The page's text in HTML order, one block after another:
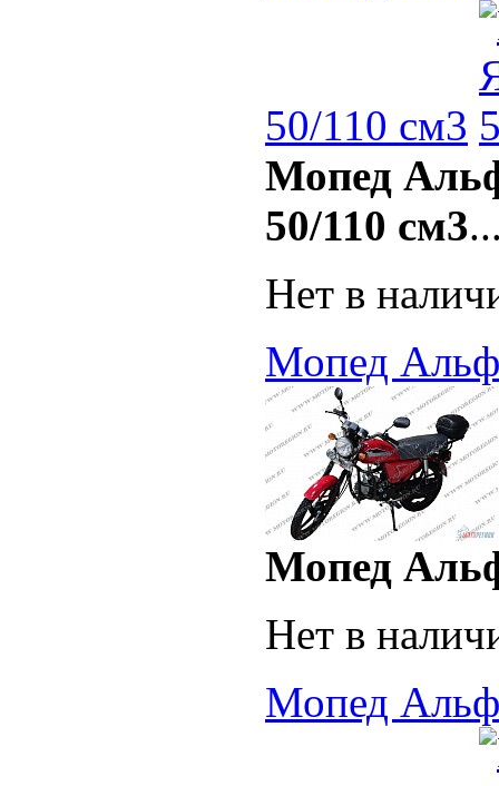
50/110 см3
Мопед
50/110 см3
Нет в
Мопед
Мопед
Нет в
Мопед